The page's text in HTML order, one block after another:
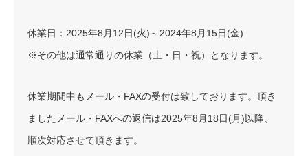
休業日：2025年8月12日(火)～2024年8月15日(金)
※その他は通常通りの休業（土・日・祝）となります。
休業期間中もメール・FAXの受付は致しております。頂き
ましたメール・FAXへの返信は2025年8月18日(月)以降、
順次対応させて頂きます。